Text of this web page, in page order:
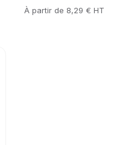
Prix
À partir de 8,29 € HT